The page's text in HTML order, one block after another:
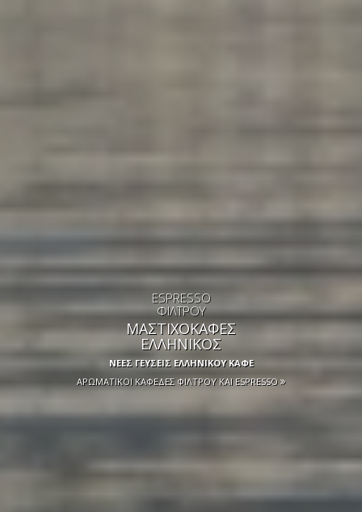
ESPRESSO
ΦΙΛΤΡΟΥ
ΜΑΣΤΙΧΟΚΑΦΕΣ
ΕΛΛΗΝΙΚΟΣ
ΝΕΕΣ ΓΕΥΣΕΙΣ ΕΛΛΗΝΙΚΟΥ ΚΑΦΕ
ΑΡΩΜΑΤΙΚΟΙ ΚΑΦΕΔΕΣ ΦΙΛΤΡΟΥ ΚΑΙ ESPRESSO